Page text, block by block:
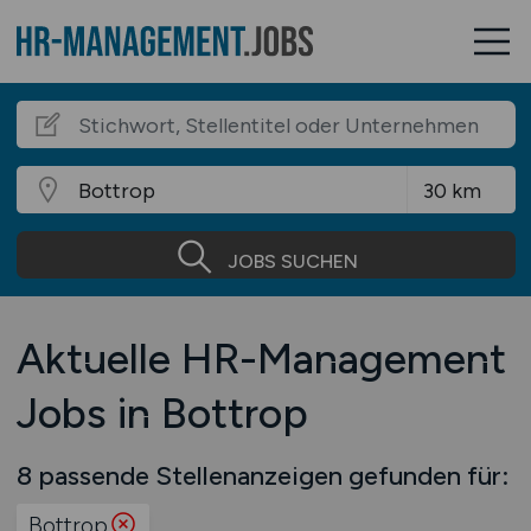
JOBS SUCHEN
Aktuelle HR-Management
Jobs in Bottrop
8 passende Stellenanzeigen gefunden für:
Bottrop